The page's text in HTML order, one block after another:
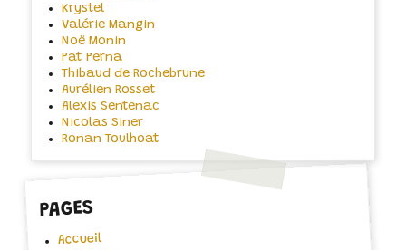
Krystel
Valérie Mangin
Noë Monin
Pat Perna
Thibaud de Rochebrune
Aurélien Rosset
Alexis Sentenac
Nicolas Siner
Ronan Toulhoat
PAGES
Accueil